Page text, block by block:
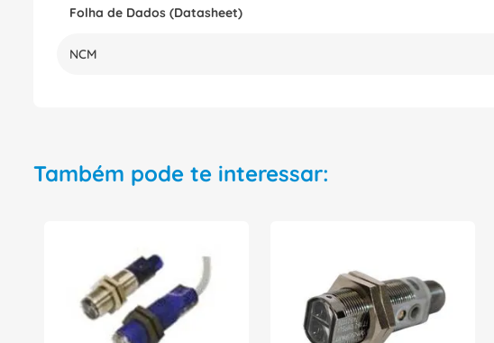
Folha de Dados (Datasheet)
NCM
Também pode te interessar: